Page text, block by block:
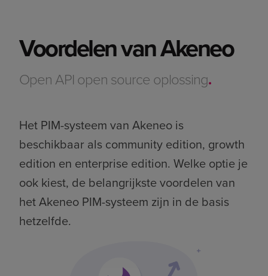
Voordelen van Akeneo
Open API open source oplossing.
Het PIM-systeem van Akeneo is
beschikbaar als community edition, growth
edition en enterprise edition. Welke optie je
ook kiest, de belangrijkste voordelen van
het Akeneo PIM-systeem zijn in de basis
hetzelfde.